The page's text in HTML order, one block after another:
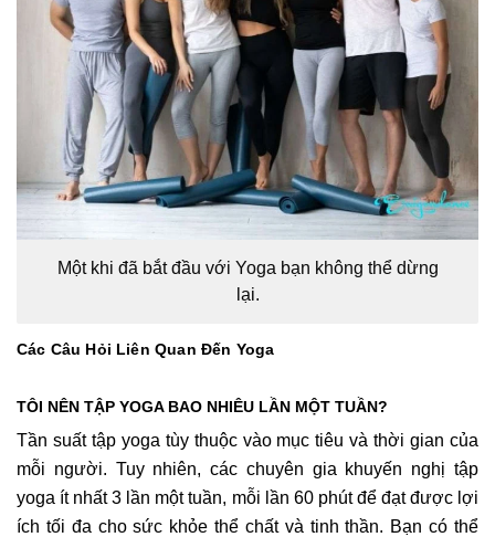
Một khi đã bắt đầu với Yoga bạn không thể dừng
lại.
Các Câu Hỏi Liên Quan Đến Yoga
TÔI NÊN TẬP YOGA BAO NHIÊU LẦN MỘT TUẦN?
Tần suất tập yoga tùy thuộc vào mục tiêu và thời gian của
mỗi người. Tuy nhiên, các chuyên gia khuyến nghị tập
yoga ít nhất 3 lần một tuần, mỗi lần 60 phút để đạt được lợi
ích tối đa cho sức khỏe thể chất và tinh thần. Bạn có thể